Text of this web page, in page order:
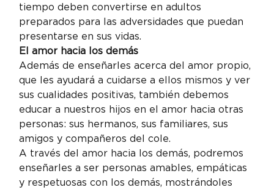
tiempo deben convertirse en adultos
preparados para las adversidades que puedan
presentarse en sus vidas.
El amor hacia los demás
Además de enseñarles acerca del amor propio,
que les ayudará a cuidarse a ellos mismos y ver
sus cualidades positivas, también debemos
educar a nuestros hijos en el amor hacia otras
personas: sus hermanos, sus familiares, sus
amigos y compañeros del cole.
A través del amor hacia los demás, podremos
enseñarles a ser personas amables, empáticas
y respetuosas con los demás, mostrándoles